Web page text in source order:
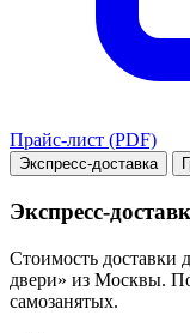
Прайс-лист (PDF)
Экспресс-доставка
Экспресс-
Стоимость доставки
двери» из Москвы.
самозанятых.